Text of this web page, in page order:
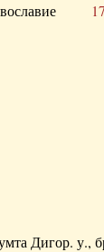
Дигор.